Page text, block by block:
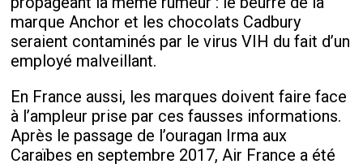
marque Anchor et les chocolats Cadbury
seraient contaminés par le virus VIH du fait d’un
employé malveillant.
En France aussi, les marques doivent faire face
à l’ampleur prise par ces fausses informations.
Après le passage de l’ouragan Irma aux
Caraïbes en septembre 2017, Air France a été